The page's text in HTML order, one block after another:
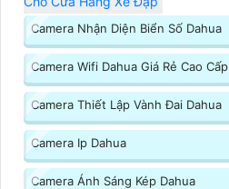
Camera Nhận Diện Biển Số Dahua
Camera Wifi Dahua Giá Rẻ Cao Cấp
Camera Thiết Lập Vành Đai Dahua
Camera Ip Dahua
Camera Ánh Sáng Kép Dahua